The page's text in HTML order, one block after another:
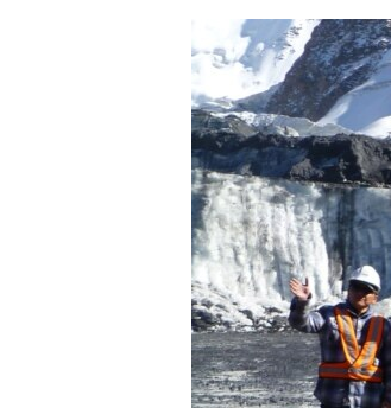
ЫҢГАЙСЫЗ СУРООЛОР